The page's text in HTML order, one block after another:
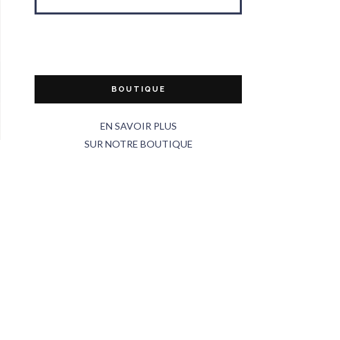
BOUTIQUE
EN SAVOIR PLUS
SUR NOTRE BOUTIQUE